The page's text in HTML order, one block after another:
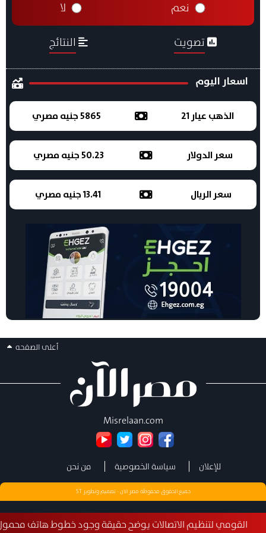
لتنظيم الاتصالات يوضح حقيقة وجود خطوط هاتف محمول
نعم لا
تصويت النتائج
اسعار اليوم
الذهب عيار 21 5865 جنيه مصري
سعر الدولار 50.23 جنيه مصري
سعر الريال 13.41 جنيه مصري
أعلى الصفحه
Misrelaan.com
للإعلان سياسة الخصوصية من نحن
جميع الحقوق محفوظة مصر الان - تصميم وتطويرST